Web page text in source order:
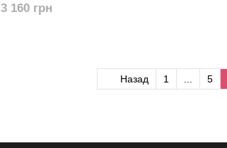
3 160 грн
Назад 1 ... 5